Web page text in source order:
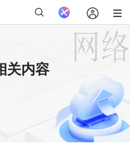
关内容